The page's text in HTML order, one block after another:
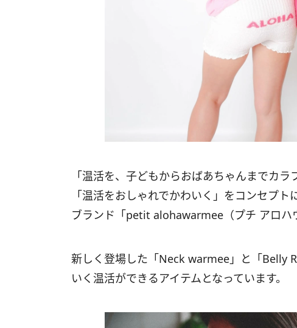
「温活を、子どもからおばあちゃんまでカラ
「温活をおしゃれでかわいく」をコンセプ
ブランド「petit alohawarmee（プチ アロハ
新しく登場した「Neck warmee」と「Belly
いく温活ができるアイテムとなっています。